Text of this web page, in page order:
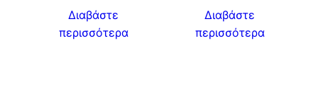
Διαβάστε
περισσότερα
Διαβάστε
περισσότερα